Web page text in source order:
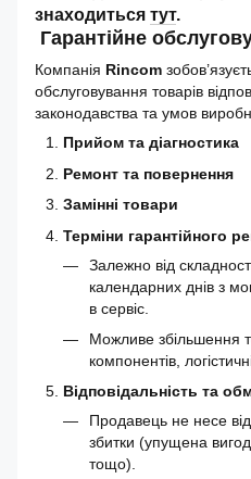
знаходиться тут.
Гарантійне
Компанія Rincom
обслуговування товарів
законодавства та умов
Прийом та діагностика
Ремонт та повернення
Замінні товари
Терміни гарантійного
Залежно від
календарних днів з
в сервіс.
Можливе збільшення
компонентів,
Відповідальність та
Продавець не несе
збитки (упущена
тощо).